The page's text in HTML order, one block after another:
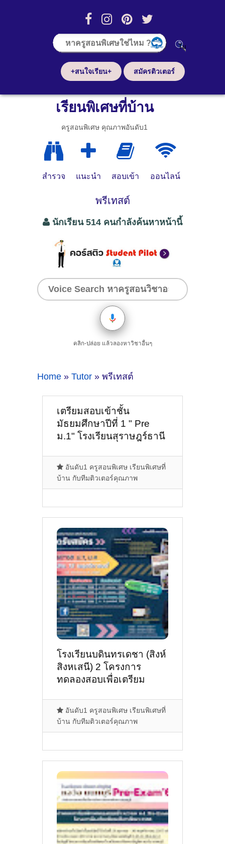
+สนใจเรียน+ สมัครติวเตอร์
เรียนพิเศษที่บ้าน
ครูสอนพิเศษ คุณภาพอันดับ1
สำรวจ แนะนำ สอบเข้า ออนไลน์
พรีเทสต์
นักเรียน 514 คนกำลังค้นหาหน้านี้
คลิก-ปล่อย แล้วลองหาวิชาอื่นๆ
Home » Tutor » พรีเทสต์
เตรียมสอบเข้าชั้น
มัธยมศึกษาปีที่ 1 " Pre
ม.1" โรงเรียนสุราษฎร์ธานี
อันดับ1 ครูสอนพิเศษ เรียนพิเศษที่
บ้าน กับทีมติวเตอร์คุณภาพ
โรงเรียนบดินทรเดชา (สิงห์
สิงหเสนี) 2 โครงการ
ทดลองสอบเพื่อเตรียม
ชั้นมัธยมศึกษาปีที่ 1 ปีการ
ศึกษา 2568
อันดับ1 ครูสอนพิเศษ เรียนพิเศษที่
บ้าน กับทีมติวเตอร์คุณภาพ